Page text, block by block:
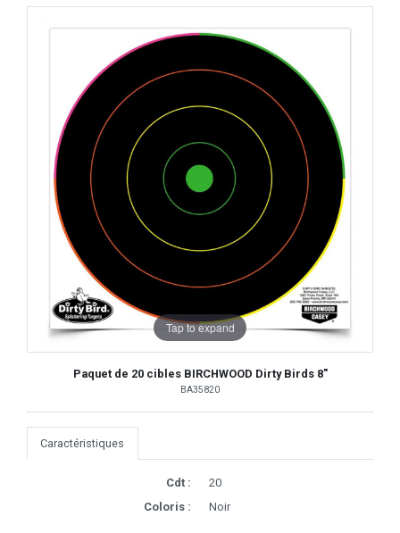
Tap to expand
Paquet de 20 cibles BIRCHWOOD Dirty Birds 8"
BA35820
Caractéristiques
Cdt :
20
Coloris :
Noir